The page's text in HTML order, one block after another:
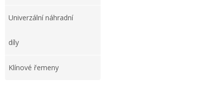
Univerzální náhradní
díly
Klínové řemeny